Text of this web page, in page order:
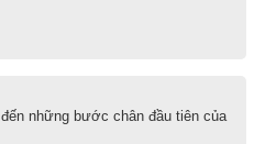
những bước chân đầu tiên của